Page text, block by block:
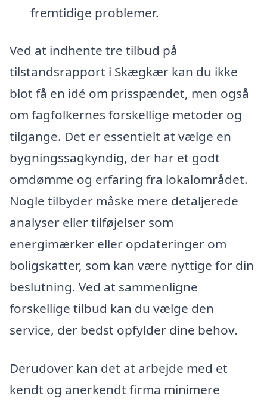
fremtidige problemer.
Ved at indhente tre tilbud på
tilstandsrapport i Skægkær kan du ikke
blot få en idé om prisspændet, men også
om fagfolkernes forskellige metoder og
tilgange. Det er essentielt at vælge en
bygningssagkyndig, der har et godt
omdømme og erfaring fra lokalområdet.
Nogle tilbyder måske mere detaljerede
analyser eller tilføjelser som
energimærker eller opdateringer om
boligskatter, som kan være nyttige for din
beslutning. Ved at sammenligne
forskellige tilbud kan du vælge den
service, der bedst opfylder dine behov.
Derudover kan det at arbejde med et
kendt og anerkendt firma minimere